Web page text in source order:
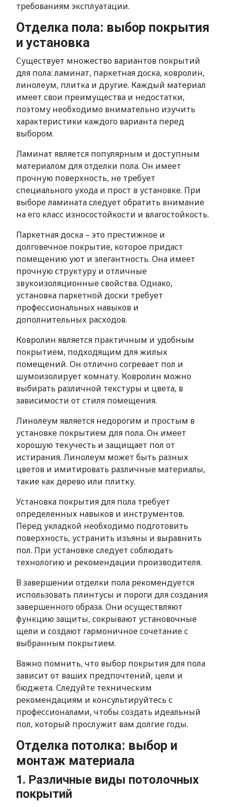
требованиям эксплуатации.
Отделка пола: выбор покрытия
и установка
Существует множество вариантов покрытий
для пола: ламинат, паркетная доска, ковролин,
линолеум, плитка и другие. Каждый материал
имеет свои преимущества и недостатки,
поэтому необходимо внимательно изучить
характеристики каждого варианта перед
выбором.
Ламинат является популярным и доступным
материалом для отделки пола. Он имеет
прочную поверхность, не требует
специального ухода и прост в установке. При
выборе ламината следует обратить внимание
на его класс износостойкости и влагостойкость.
Паркетная доска – это престижное и
долговечное покрытие, которое придаст
помещению уют и элегантность. Она имеет
прочную структуру и отличные
звукоизоляционные свойства. Однако,
установка паркетной доски требует
профессиональных навыков и
дополнительных расходов.
Ковролин является практичным и удобным
покрытием, подходящим для жилых
помещений. Он отлично согревает пол и
шумоизолирует комнату. Ковролин можно
выбирать различной текстуры и цвета, в
зависимости от стиля помещения.
Линолеум является недорогим и простым в
установке покрытием для пола. Он имеет
хорошую текучесть и защищает пол от
истирания. Линолеум может быть разных
цветов и имитировать различные материалы,
такие как дерево или плитку.
Установка покрытия для пола требует
определенных навыков и инструментов.
Перед укладкой необходимо подготовить
поверхность, устранить изъяны и выравнить
пол. При установке следует соблюдать
технологию и рекомендации производителя.
В завершении отделки пола рекомендуется
использовать плинтусы и пороги для создания
завершенного образа. Они осуществляют
функцию защиты, сокрывают установочные
щели и создают гармоничное сочетание с
выбранным покрытием.
Важно помнить, что выбор покрытия для пола
зависит от ваших предпочтений, цели и
бюджета. Следуйте техническим
рекомендациям и консультируйтесь с
профессионалами, чтобы создать идеальный
пол, который прослужит вам долгие годы.
Отделка потолка: выбор и
монтаж материала
1. Различные виды потолочных
покрытий